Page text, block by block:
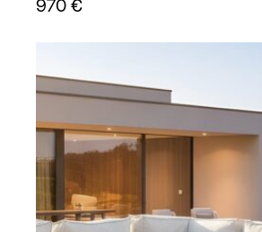
970 €